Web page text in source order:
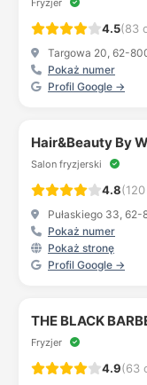
Fryzjer
4.5(83
Targowa 20, 62-
Pokaż numer
Profil Google →
Hair&Beauty By
Salon fryzjerski
4.8
Pułaskiego 33, 62-
Pokaż numer
Pokaż stronę
Profil Google →
THE BLACK
Fryzjer
4.9(63